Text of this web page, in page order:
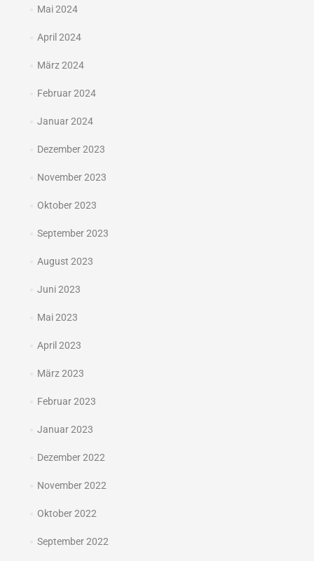
Mai 2024
April 2024
März 2024
Februar 2024
Januar 2024
Dezember 2023
November 2023
Oktober 2023
September 2023
August 2023
Juni 2023
Mai 2023
April 2023
März 2023
Februar 2023
Januar 2023
Dezember 2022
November 2022
Oktober 2022
September 2022